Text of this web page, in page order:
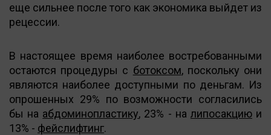
еще сильнее после того как экономика выйдет из
рецессии.
В настоящее время наиболее востребованными
остаются процедуры с ботоксом, поскольку они
являются наиболее доступными по деньгам. Из
опрошенных 29% по возможности согласились
бы на абдоминопластику, 23% - на липосакциюи
13% - фейслифтинг.